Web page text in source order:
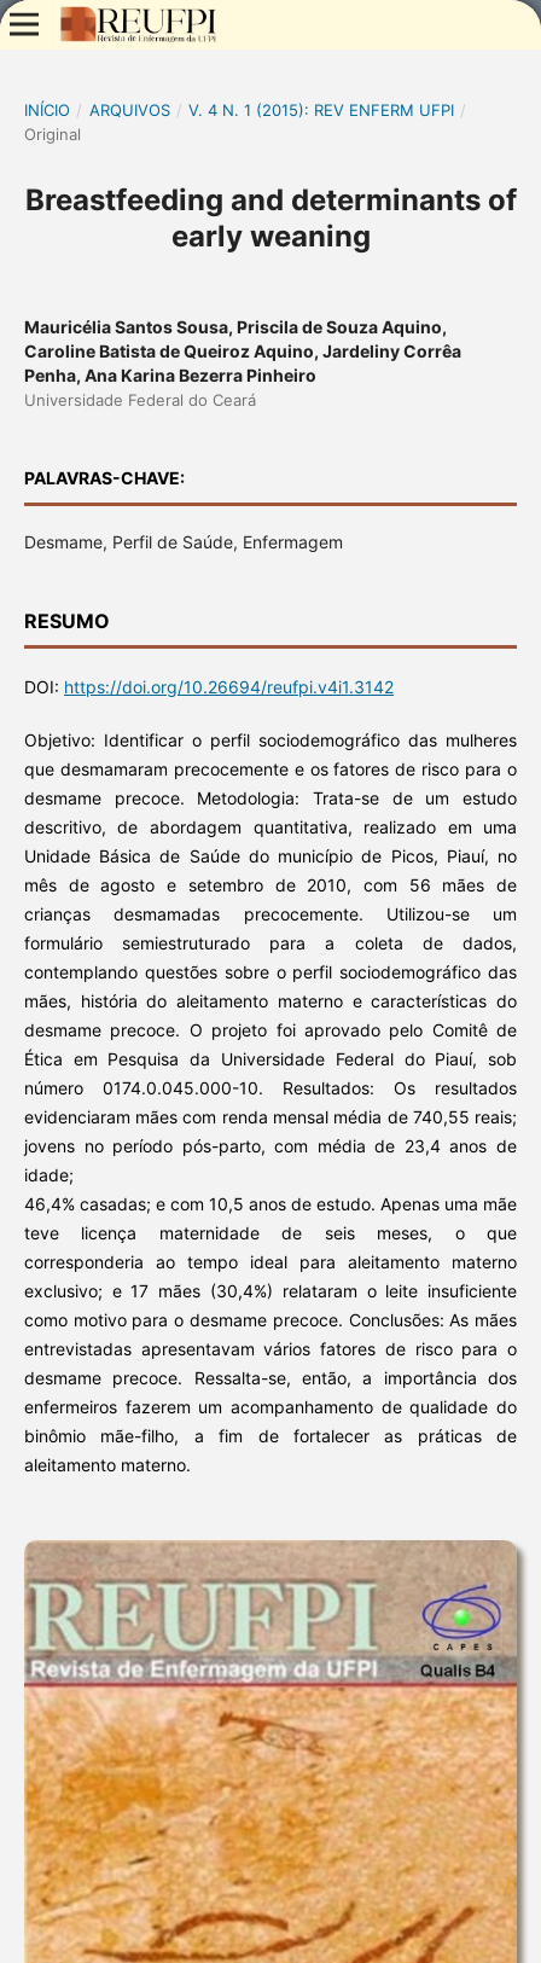
INÍCIO / ARQUIVOS / V. 4 N. 1 (2015): REV ENFERM UFPI /
Original
Breastfeeding and determinants of
early weaning
Mauricélia Santos Sousa, Priscila de Souza Aquino,
Caroline Batista de Queiroz Aquino, Jardeliny Corrêa
Penha, Ana Karina Bezerra Pinheiro
Universidade Federal do Ceará
PALAVRAS-CHAVE:
Desmame, Perfil de Saúde, Enfermagem
RESUMO
DOI: https://doi.org/10.26694/reufpi.v4i1.3142
Objetivo: Identificar o perfil sociodemográfico das mulheres
que desmamaram precocemente e os fatores de risco para o
desmame precoce. Metodologia: Trata-se de um estudo
descritivo, de abordagem quantitativa, realizado em uma
Unidade Básica de Saúde do município de Picos, Piauí, no
mês de agosto e setembro de 2010, com 56 mães de
crianças desmamadas precocemente. Utilizou-se um
formulário semiestruturado para a coleta de dados,
contemplando questões sobre o perfil sociodemográfico das
mães, história do aleitamento materno e características do
desmame precoce. O projeto foi aprovado pelo Comitê de
Ética em Pesquisa da Universidade Federal do Piauí, sob
número 0174.0.045.000-10. Resultados: Os resultados
evidenciaram mães com renda mensal média de 740,55 reais;
jovens no período pós-parto, com média de 23,4 anos de
idade;
46,4% casadas; e com 10,5 anos de estudo. Apenas uma mãe
teve licença maternidade de seis meses, o que
corresponderia ao tempo ideal para aleitamento materno
exclusivo; e 17 mães (30,4%) relataram o leite insuficiente
como motivo para o desmame precoce. Conclusões: As mães
entrevistadas apresentavam vários fatores de risco para o
desmame precoce. Ressalta-se, então, a importância dos
enfermeiros fazerem um acompanhamento de qualidade do
binômio mãe-filho, a fim de fortalecer as práticas de
aleitamento materno.